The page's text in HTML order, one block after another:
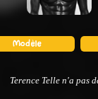
Terence Telle n'a pas